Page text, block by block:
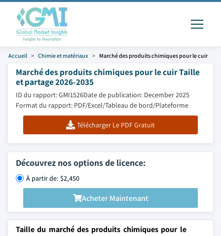
Accueil Chimie et matériaux Marché des produits chimiques pour le cuir
Marché des produits chimiques pour le cuir Taille
et partage 2026-2035
ID du rapport: GMI1526Date de publication: December 2025
Format du rapport: PDF/Excel/Tableau de bord/Plateforme
Télécharger Le PDF Gratuit
Découvrez nos options de licence:
À partir de: $2,450
Acheter Maintenant
Taille du marché des produits chimiques pour le